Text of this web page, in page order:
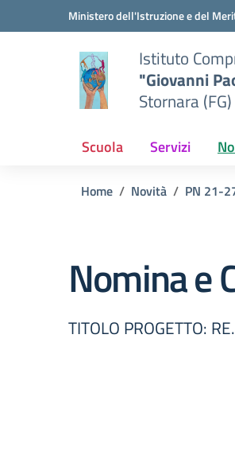
Vai ai contenuti
Vai al menu di navigazioneMinistero dell'Istruzione e del
Istituto
"Giovanni
Stornara (FG)
Scuola Servizi
Home Novità PN 21-
Nomina e
TITOLO PROGETTO: